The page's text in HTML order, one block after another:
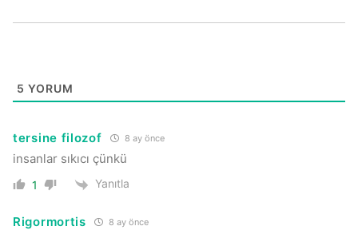
5 YORUM
tersine filozof 8 ay önce
insanlar sıkıcı çünkü
1 Yanıtla
Rigormortis 8 ay önce